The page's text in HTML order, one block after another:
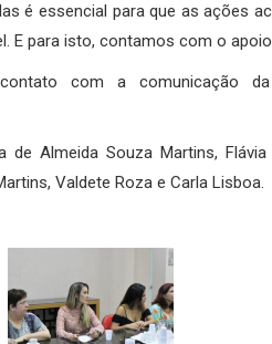
é essencial para que as ações
para isto, contamos com o
com a comunicação
de Almeida Souza Martins,
Valdete Roza e Carla Lisboa.